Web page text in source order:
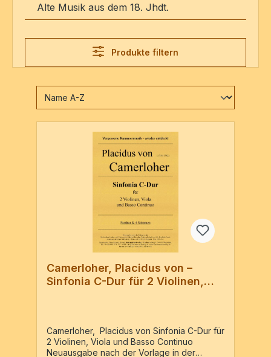
Alte Musik aus dem 18. Jhdt.
Produkte filtern
Camerloher, Placidus von –
Sinfonia C-Dur für 2 Violinen,
Camerloher, Placidus von Sinfonia C-Dur für
2 Violinen, Viola und Basso Continuo
Neuausgabe nach der Vorlage in der